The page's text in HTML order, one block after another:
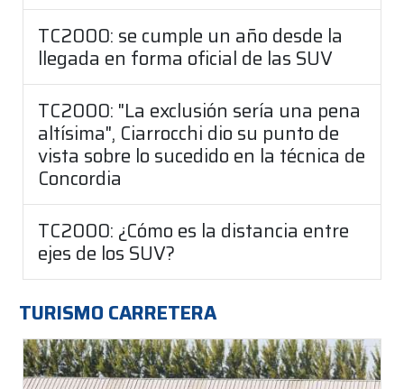
TC2000: se cumple un año desde la
llegada en forma oficial de las SUV
TC2000: "La exclusión sería una pena
altísima", Ciarrocchi dio su punto de
vista sobre lo sucedido en la técnica de
Concordia
TC2000: ¿Cómo es la distancia entre
ejes de los SUV?
TURISMO CARRETERA